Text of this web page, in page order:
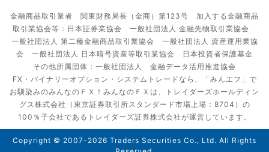
金融商品取引業者 関東財務局長（金商）第123号 加入する金融商品
取引業協会等：日本証券業協会 一般社団法人 金融先物取引業協会
一般社団法人 第二種金融商品取引業協会 一般社団法人 資産運用業協
会 一般社団法人 日本暗号資産等取引業協会 日本投資者保護基金
その他所属団体：一般社団法人 金融データ活用推進協会
FX・バイナリーオプション・システムトレードなら、「みんエフ」で
お馴染みのみんなのＦＸ！みんなのＦＸは、トレイダーズホールディン
グス株式会社（東京証券取引所スタンダード市場上場：8704）の
100％子会社であるトレイダーズ証券株式会社が運営しています。
Copyright © 2007-2026 Traders Securities Co., Ltd. All Rights